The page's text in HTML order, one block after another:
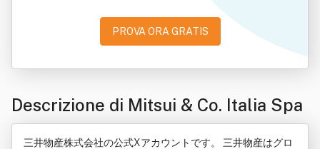
PROVA ORA GRATIS
Descrizione di Mitsui & Co. Italia Spa
三井物産株式会社の公式Xアカウントです。​ 三井物産はグロ